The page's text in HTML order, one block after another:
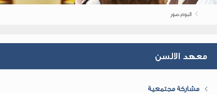
البوم صور
معهد الالسن
مشاركة مجتمعية